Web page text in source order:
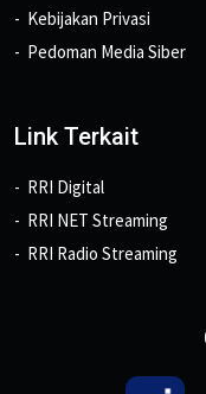
Kebijakan Privasi
Pedoman Media Siber
Link Terkait
RRI Digital
RRI NET Streaming
RRI Radio Streaming